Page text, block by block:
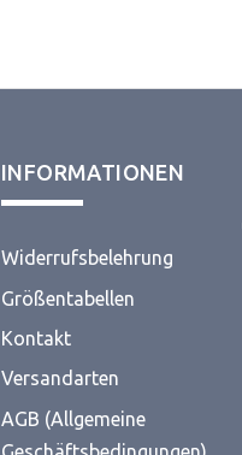
INFORMATIONEN
Widerrufsbelehrung
Größentabellen
Kontakt
Versandarten
AGB (Allgemeine